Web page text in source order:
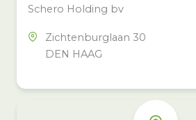
Schero Holding bv
Zichtenburglaan 30
DEN HAAG